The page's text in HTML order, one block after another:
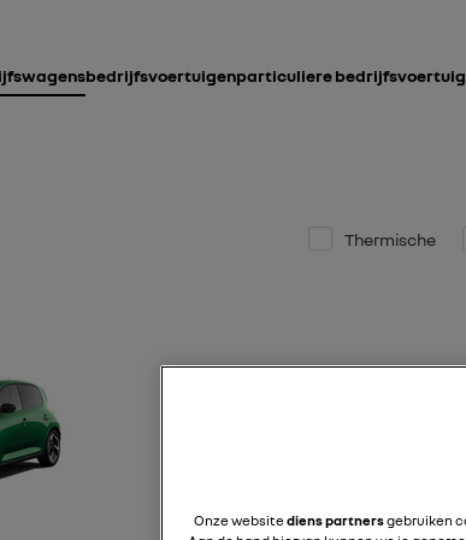
bedrijfsvoertuigenparticuliere
Thermische
electric
Onze websitediens partnersgebruiken